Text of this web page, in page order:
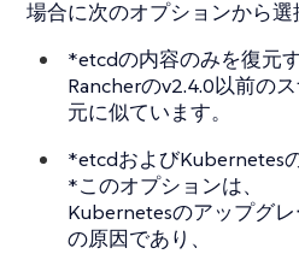
場合に次のオプションから選
*etcdの内容のみを復元
Rancherのv2.4.0以前の
元に似ています。
*etcdおよびKubernetes
*このオプションは、
Kubernetesのアップグ
の原因であり、